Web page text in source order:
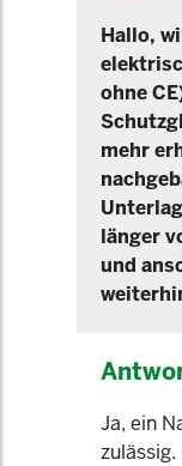
Hallo,
ohne
mehr
länger
und
Ja, ein